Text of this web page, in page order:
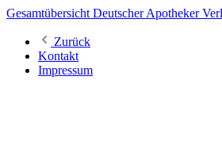
Gesamtübersicht Deutscher Apotheker
Zurück
Kontakt
Impressum